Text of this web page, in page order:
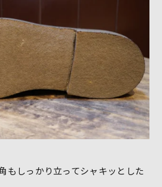
もしっかり立ってシャキッとした